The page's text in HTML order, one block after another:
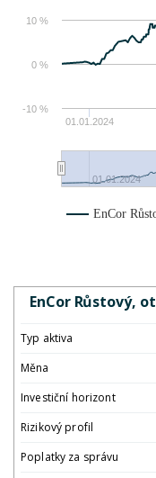
01.01.2024
01.01.2024
0 %
10 %
-10 %
EnCor
EnCor Růstový,
Typ aktiva
Měna
Investiční horizont
Rizikový profil
Poplatky za správu